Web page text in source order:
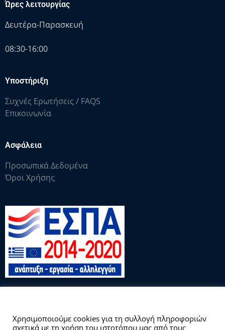
Ώρες λειτουργίας
Δευτέρα-Παρασκευή
08:30-16:00
Υποστήριξη
Συχνές Ερωτήσεις / FAQS
Επικοινωνία
Ασφάλεια
Προσωπικά Δεδομένα
Όροι Χρήσης
Χρησιμοποιούμε cookies για τη συλλογή πληροφοριών
σχετικά με τη χρήση του ιστοτόπου μας από τους